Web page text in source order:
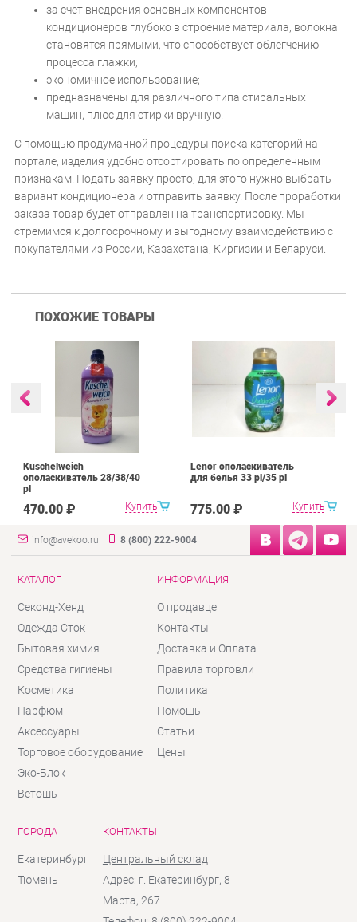
за счет внедрения основных компонентов
кондиционеров глубоко в строение материала, волокна
становятся прямыми, что способствует облегчению
процесса глажки;
экономичное использование;
предназначены для различного типа стиральных
машин, плюс для стирки вручную.
С помощью продуманной процедуры поиска категорий на
портале, изделия удобно отсортировать по определенным
признакам. Подать заявку просто, для этого нужно выбрать
вариант кондиционера и отправить заявку. После проработки
заказа товар будет отправлен на транспортировку. Мы
стремимся к долгосрочному и выгодному взаимодействию с
покупателями из России, Казахстана, Киргизии и Беларуси.
ПОХОЖИЕ ТОВАРЫ
Купить
Kuschelweich
ополаскиватель 28/38/40
pl
470.00 ₽ Купить
Lenor ополаскиватель
для белья 33 pl/35 pl
775.00 ₽
info@avekoo.ru 8 (800) 222-9004
КАТАЛОГ
Секонд-Хенд
Одежда Сток
Бытовая химия
Средства гигиены
Косметика
Парфюм
Аксессуары
Торговое оборудование
Эко-Блок
Ветошь
ИНФОРМАЦИЯ
О продавце
Контакты
Доставка и Оплата
Правила торговли
Политика
Помощь
Статьи
Цены
ГОРОДА
Екатеринбург
Тюмень
КОНТАКТЫ
Центральный склад
Адрес: г. Екатеринбург, 8
Марта, 267